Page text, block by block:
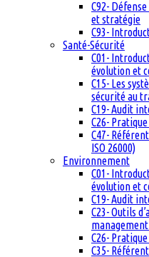
C92-
et stratégie
C93-
Santé-Sécurité
C01-
évolution et
C15- Les
sécurité au
C19- Audit
C26-
C47-
ISO 26000)
Environnement
C01-
évolution et
C19- Audit
C23- Outils
C26-
C35-